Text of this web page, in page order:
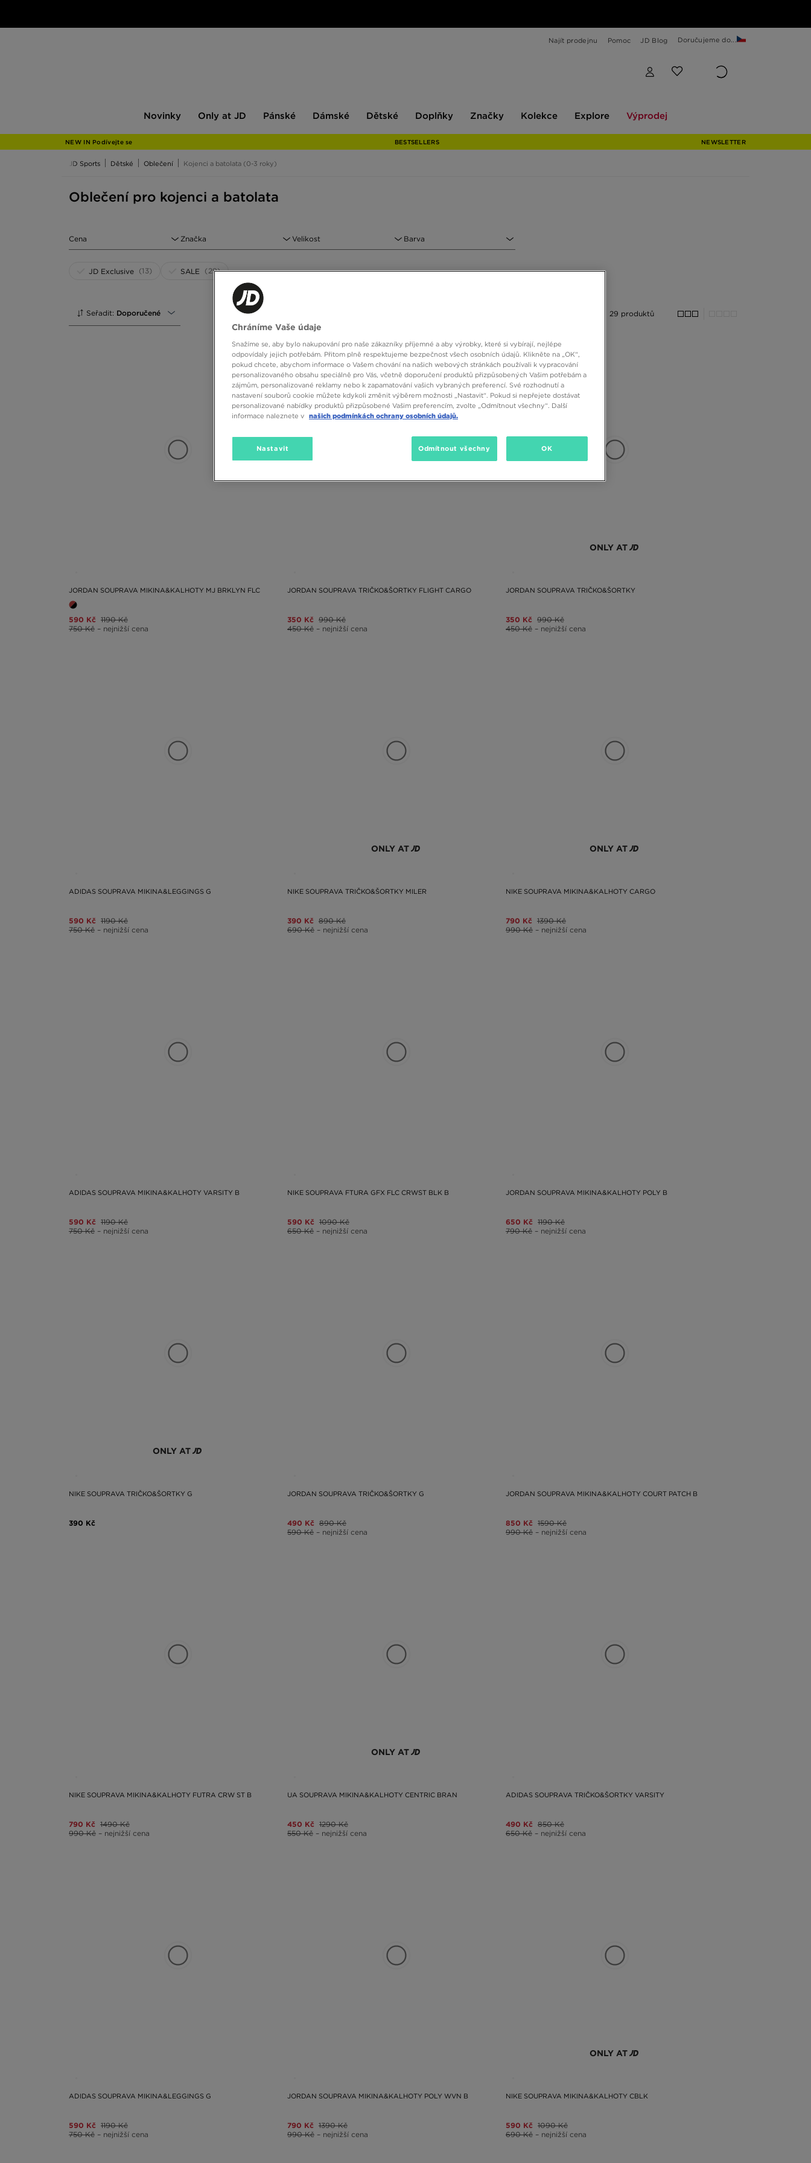
Najít prodejnu Pomoc JD Blog Doručujeme do...
Novinky
JD
Only at JD Pánské Dámské Dětské Doplňky Značky Kolekce Explore Výprodej
NEW IN Podívejte se BESTSELLERS NEWSLETTER
JD Sports Dětské Oblečení Kojenci a batolata (0-3 roky)
Oblečení pro kojenci a batolata
Cena Značka Velikost Barva
JD Exclusive (13) SALE (29)
Seřadit: Doporučené 29 produktů
JORDAN SOUPRAVA MIKINA&KALHOTY MJ BRKLYN FLC
590 Kč 1190 Kč
750 Kč – nejnižší cena
JORDAN SOUPRAVA TRIČKO&ŠORTKY FLIGHT CARGO
350 Kč 990 Kč
450 Kč – nejnižší cena
ONLY AT
JORDAN SOUPRAVA TRIČKO&ŠORTKY
350 Kč 990 Kč
450 Kč – nejnižší cena
ADIDAS SOUPRAVA MIKINA&LEGGINGS G
590 Kč 1190 Kč
750 Kč – nejnižší cena
ONLY AT
NIKE SOUPRAVA TRIČKO&ŠORTKY MILER
390 Kč 890 Kč
690 Kč – nejnižší cena
ONLY AT
NIKE SOUPRAVA MIKINA&KALHOTY CARGO
790 Kč 1390 Kč
990 Kč – nejnižší cena
ADIDAS SOUPRAVA MIKINA&KALHOTY VARSITY B
590 Kč 1190 Kč
750 Kč – nejnižší cena
NIKE SOUPRAVA FTURA GFX FLC CRWST BLK B
590 Kč 1090 Kč
650 Kč – nejnižší cena
JORDAN SOUPRAVA MIKINA&KALHOTY POLY B
650 Kč 1190 Kč
790 Kč – nejnižší cena
ONLY AT
NIKE SOUPRAVA TRIČKO&ŠORTKY G
390 Kč
JORDAN SOUPRAVA TRIČKO&ŠORTKY G
490 Kč 890 Kč
590 Kč – nejnižší cena
JORDAN SOUPRAVA MIKINA&KALHOTY COURT PATCH B
850 Kč 1590 Kč
990 Kč – nejnižší cena
NIKE SOUPRAVA MIKINA&KALHOTY FUTRA CRW ST B
790 Kč 1490 Kč
990 Kč – nejnižší cena
ONLY AT
UA SOUPRAVA MIKINA&KALHOTY CENTRIC BRAN
450 Kč 1290 Kč
550 Kč – nejnižší cena
ADIDAS SOUPRAVA TRIČKO&ŠORTKY VARSITY
490 Kč 850 Kč
650 Kč – nejnižší cena
ADIDAS SOUPRAVA MIKINA&LEGGINGS G
590 Kč 1190 Kč
750 Kč – nejnižší cena
JORDAN SOUPRAVA MIKINA&KALHOTY POLY WVN B
790 Kč 1390 Kč
990 Kč – nejnižší cena
ONLY AT
NIKE SOUPRAVA MIKINA&KALHOTY CBLK
590 Kč 1090 Kč
690 Kč – nejnižší cena
Chráníme Vaše údaje
Snažíme se, aby bylo nakupování pro naše zákazníky příjemné a aby výrobky, které si vybírají, nejlépe
odpovídaly jejich potřebám. Přitom plně respektujeme bezpečnost všech osobních údajů. Klikněte na „OK“,
pokud chcete, abychom informace o Vašem chování na našich webových stránkách používali k vypracování
personalizovaného obsahu speciálně pro Vás, včetně doporučení produktů přizpůsobených Vašim potřebám a
zájmům, personalizované reklamy nebo k zapamatování vašich vybraných preferencí. Své rozhodnutí a
nastavení souborů cookie můžete kdykoli změnit výběrem možnosti „Nastavit“. Pokud si nepřejete dostávat
personalizované nabídky produktů přizpůsobené Vašim preferencím, zvolte „Odmítnout všechny“. Další
informace naleznete v našich podmínkách ochrany osobních údajů.
Nastavit Odmítnout všechny OK